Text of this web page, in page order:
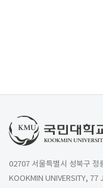
02707 서울특별시 성북구 정
KOOKMIN UNIVERSITY,